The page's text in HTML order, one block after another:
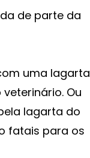
de parte da
uma lagarta
Ou
lagarta do
fatais para os